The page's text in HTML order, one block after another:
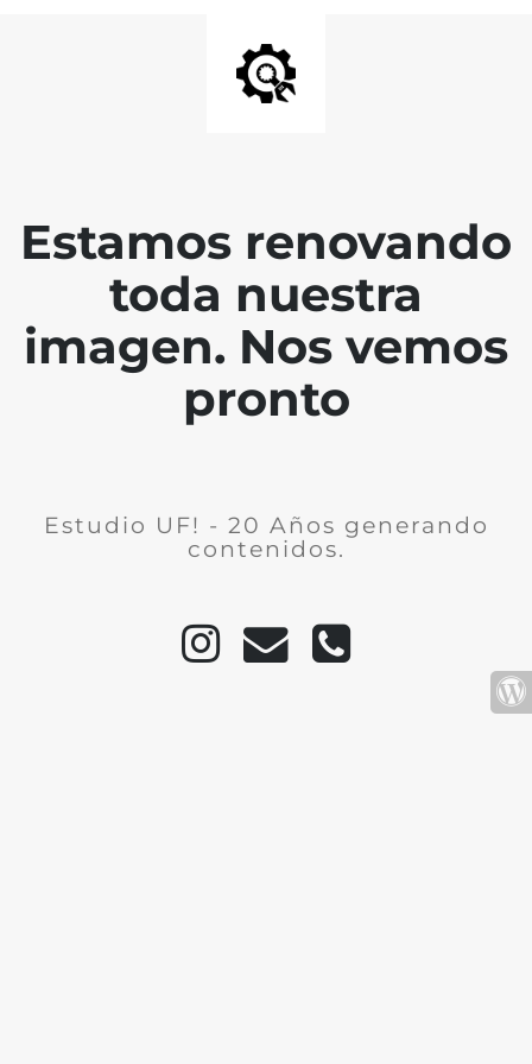
Estamos renovando
toda nuestra
imagen. Nos vemos
pronto
Estudio UF! - 20 Años generando
contenidos.